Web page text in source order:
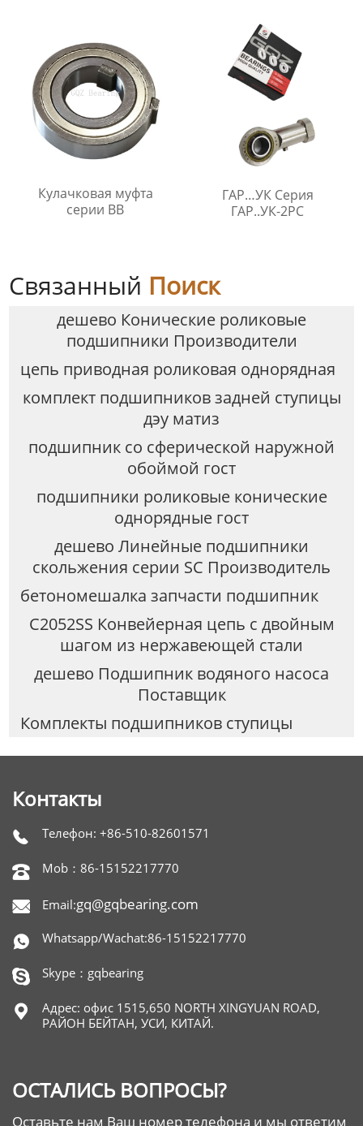
Кулачковая муфта
серии BB
ГАР…УК Серия
ГАР..УК-2РС
Связанный Поиск
дешево Конические роликовые
подшипники Производители
цепь приводная роликовая однорядная
комплект подшипников задней ступицы
дэу матиз
подшипник со сферической наружной
обоймой гост
подшипники роликовые конические
однорядные гост
дешево Линейные подшипники
скольжения серии SC Производитель
бетономешалка запчасти подшипник
C2052SS Конвейерная цепь с двойным
шагом из нержавеющей стали
дешево Подшипник водяного насоса
Поставщик
Комплекты подшипников ступицы
Контакты
 Телефон: +86-510-82601571
 Mob：86-15152217770
 Email:gq@gqbearing.com
 Whatsapp/Wachat:86-15152217770
 Skype：gqbearing

Адрес: офис 1515,650 NORTH XINGYUAN ROAD,
РАЙОН БЕЙТАН, УСИ, КИТАЙ.
ОСТАЛИСЬ ВОПРОСЫ?
Оставьте нам Ваш номер телефона и мы ответим